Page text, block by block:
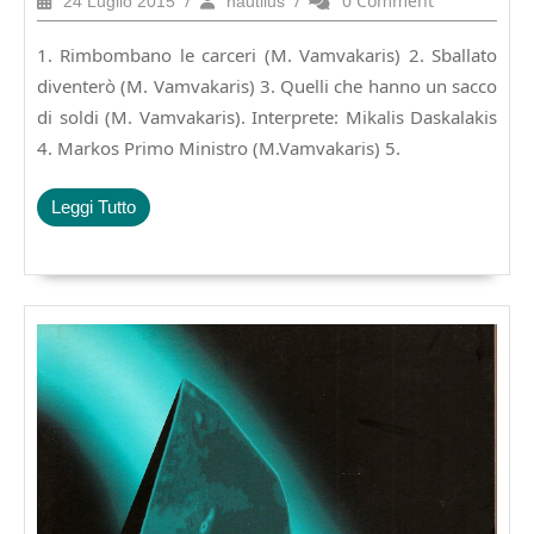
Luglio
2015
1. Rimbombano le carceri (M. Vamvakaris) 2. Sballato
diventerò (M. Vamvakaris) 3. Quelli che hanno un sacco
di soldi (M. Vamvakaris). Interprete: Mikalis Daskalakis
4. Markos Primo Ministro (M.Vamvakaris) 5.
Leggi TuttoLeggi
Tutto